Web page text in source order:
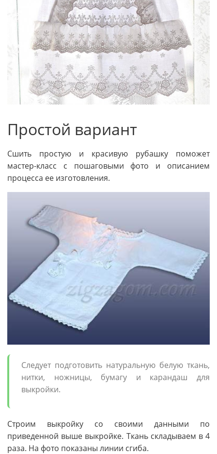
Простой вариант
Сшить простую и красивую рубашку поможет
мастер-класс с пошаговыми фото и описанием
процесса ее изготовления.
Следует подготовить натуральную белую ткань,
нитки, ножницы, бумагу и карандаш для
выкройки.
Строим выкройку со своими данными по
приведенной выше выкройке. Ткань складываем в 4
раза. На фото показаны линии сгиба.